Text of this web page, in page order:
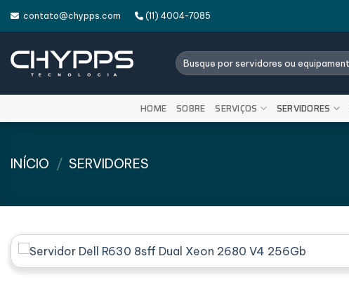
contato@chypps.com (11) 4004-7085
Pesquisar
por:
HOME SOBRE SERVIÇOS SERVIDORES
INÍCIO / SERVIDORES